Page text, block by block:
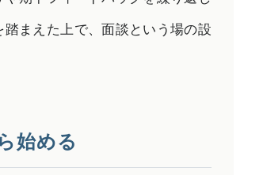
まえた上で、面談という場の設
始める